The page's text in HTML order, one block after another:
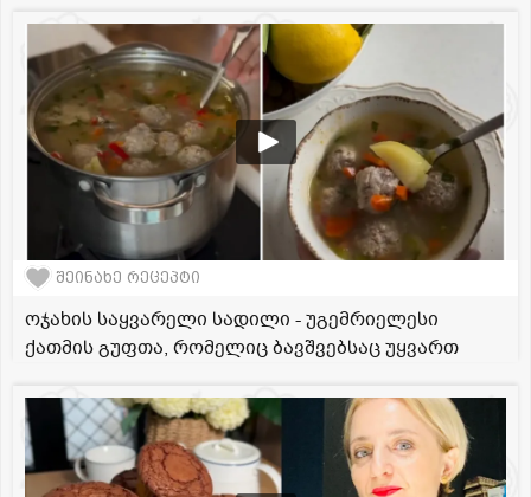
შეინახე რეცეპტი
ოჯახის საყვარელი სადილი - უგემრიელესი
ქათმის გუფთა, რომელიც ბავშვებსაც უყვართ